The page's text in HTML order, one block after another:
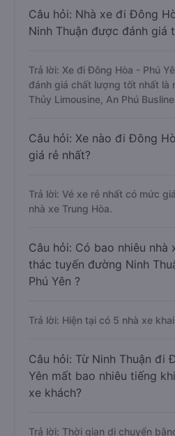
Câu hỏi: Nhà xe đi Đông
Ninh Thuận được đánh giá
Trả lời: Xe đi Đông Hòa - Phú
đánh giá chất lượng tốt nhất là
Thủy Limousine, An Phú
Câu hỏi: Xe nào đi Đông
giá rẻ nhất?
Trả lời: Vé xe rẻ nhất có mức
nhà xe Trung Hòa.
Câu hỏi: Có bao nhiêu nhà
thác tuyến đường Ninh
Phú Yên ?
Trả lời: Hiện tại có 5 nhà xe
Câu hỏi: Từ Ninh Thuận đi
Yên mất bao nhiêu tiếng
xe khách?
Trả lời: Thời gian di chuyển